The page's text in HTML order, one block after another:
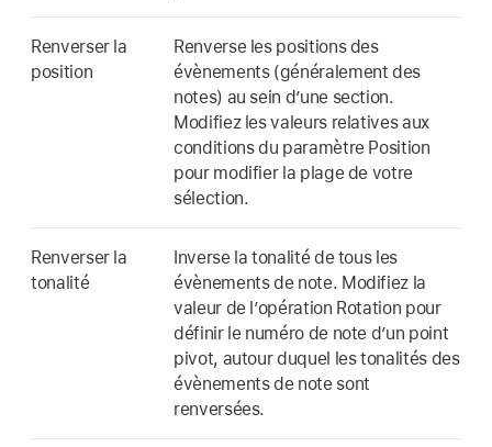
Renverser la
position
Renverse les positions des
évènements (généralement des
notes) au sein d’une section.
Modifiez les valeurs relatives aux
conditions du paramètre Position
pour modifier la plage de votre
sélection.
Renverser la
tonalité
Inverse la tonalité de tous les
évènements de note. Modifiez la
valeur de l’opération Rotation pour
définir le numéro de note d’un point
pivot, autour duquel les tonalités des
évènements de note sont
renversées.